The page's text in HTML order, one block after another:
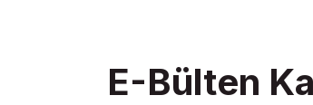
E-Bülten